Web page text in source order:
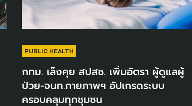
PUBLIC HEALTH
กทม. เล็งคุย สปสช. เพิ่มอัตรา ผู้ดูแลผู้
ป่วย-จนท.กายภาพฯ อัปเกรดระบบ
ครอบคลุมทุกชุมชน